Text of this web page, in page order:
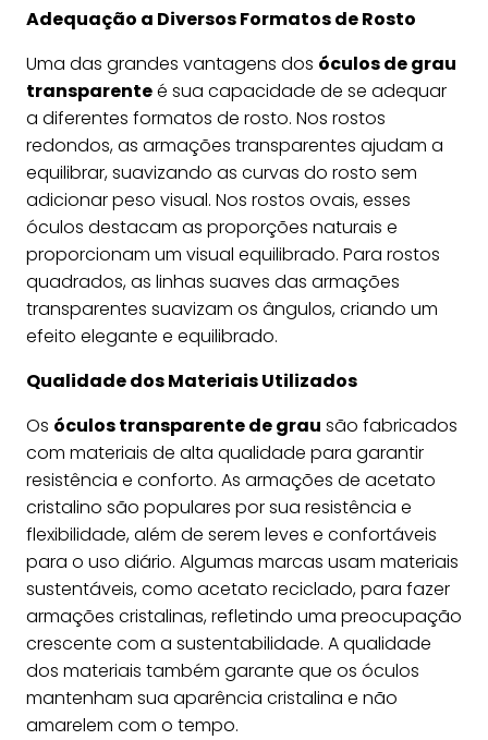
Adequação a Diversos Formatos de Rosto
Uma das grandes vantagens dos óculos de grau
transparenteé sua capacidade de se adequar
a diferentes formatos de rosto. Nos rostos
redondos, as armações transparentes ajudam a
equilibrar, suavizando as curvas do rosto sem
adicionar peso visual. Nos rostos ovais, esses
óculos destacam as proporções naturais e
proporcionam um visual equilibrado. Para rostos
quadrados, as linhas suaves das armações
transparentes suavizam os ângulos, criando um
efeito elegante e equilibrado.
Qualidade dos Materiais Utilizados
Os óculos transparente de grau são fabricados
com materiais de alta qualidade para garantir
resistência e conforto. As armações de acetato
cristalino são populares por sua resistência e
flexibilidade, além de serem leves e confortáveis
para o uso diário. Algumas marcas usam materiais
sustentáveis, como acetato reciclado, para fazer
armações cristalinas, refletindo uma preocupação
crescente com a sustentabilidade. A qualidade
dos materiais também garante que os óculos
mantenham sua aparência cristalina e não
amarelem com o tempo.